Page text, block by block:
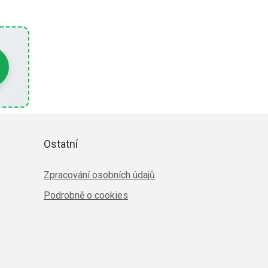
Ostatní
Zpracování osobních údajů
Podrobně o cookies